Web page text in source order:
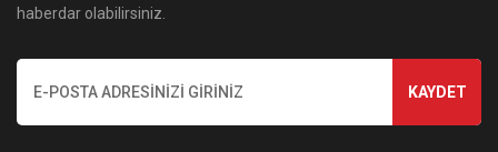
haberdar olabilirsiniz.
KAYDET